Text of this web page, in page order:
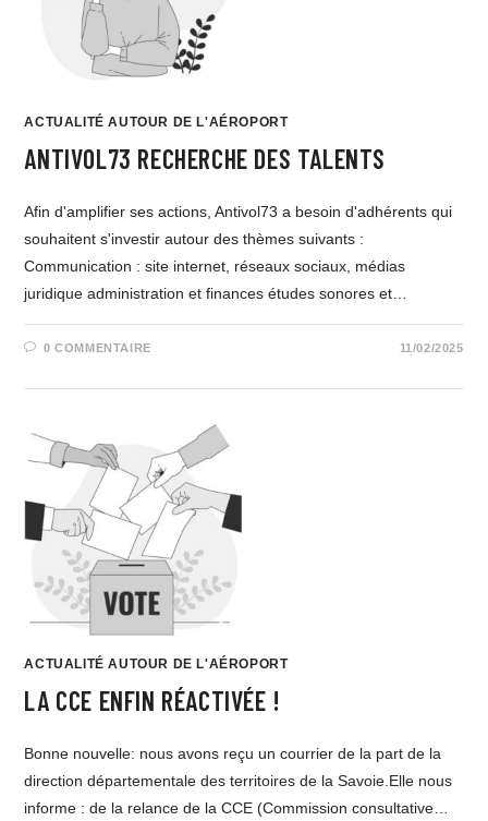
ACTUALITÉ AUTOUR DE L'AÉROPORT
ANTIVOL73 RECHERCHE DES TALENTS
Afin d'amplifier ses actions, Antivol73 a besoin d'adhérents qui
souhaitent s'investir autour des thèmes suivants :
Communication : site internet, réseaux sociaux, médias
juridique administration et finances études sonores et…
0 COMMENTAIRE 11/02/2025
ACTUALITÉ AUTOUR DE L'AÉROPORT
LA CCE ENFIN RÉACTIVÉE !
Bonne nouvelle: nous avons reçu un courrier de la part de la
direction départementale des territoires de la Savoie.Elle nous
informe : de la relance de la CCE (Commission consultative…